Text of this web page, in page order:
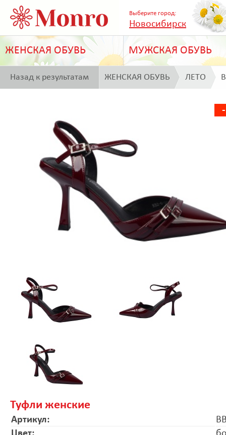
Выберите город:
Новосибирск
ЖЕНСКАЯ ОБУВЬ МУЖСКАЯ ОБУВЬ
Назад к результатам ЖЕНСКАЯ ОБУВЬ ЛЕТО
Туфли женские
Артикул: